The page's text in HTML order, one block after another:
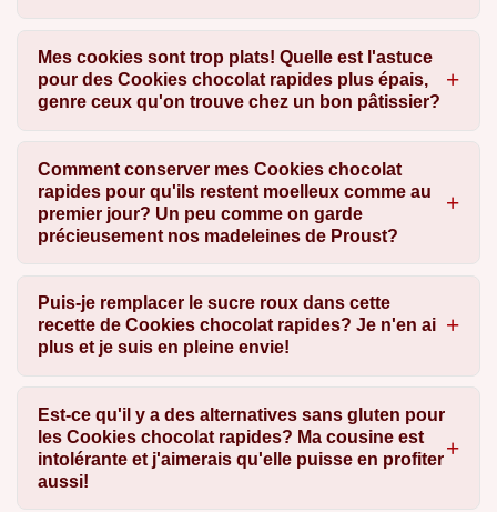
Mes cookies sont trop plats! Quelle est l'astuce
pour des Cookies chocolat rapides plus épais,
genre ceux qu'on trouve chez un bon pâtissier?
Comment conserver mes Cookies chocolat
rapides pour qu'ils restent moelleux comme au
premier jour? Un peu comme on garde
précieusement nos madeleines de Proust?
Puis-je remplacer le sucre roux dans cette
recette de Cookies chocolat rapides? Je n'en ai
plus et je suis en pleine envie!
Est-ce qu'il y a des alternatives sans gluten pour
les Cookies chocolat rapides? Ma cousine est
intolérante et j'aimerais qu'elle puisse en profiter
aussi!